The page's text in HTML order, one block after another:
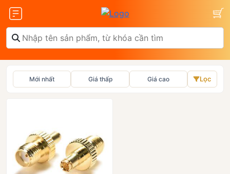
Glocalme Tenda
Mới nhất Giá thấp Giá cao Lọc